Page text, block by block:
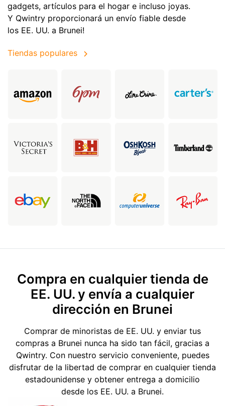
gadgets, artículos para el hogar e incluso joyas.
Y Qwintry proporcionará un envío fiable desde
los EE. UU. a Brunei!
Tiendas populares
Compra en cualquier tienda de
EE. UU. y envía a cualquier
dirección en Brunei
Comprar de minoristas de EE. UU. y enviar tus
compras a Brunei nunca ha sido tan fácil, gracias a
Qwintry. Con nuestro servicio conveniente, puedes
disfrutar de la libertad de comprar en cualquier tienda
estadounidense y obtener entrega a domicilio
desde los EE. UU. a Brunei.